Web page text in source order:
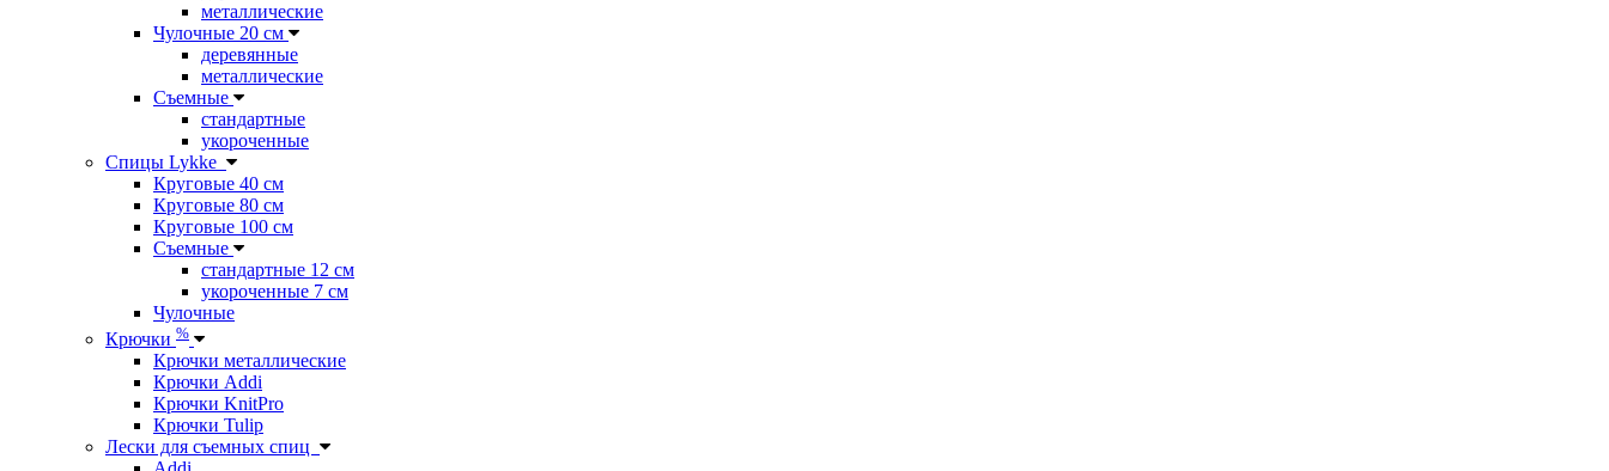
металлические
Чулочные 20 см
деревянные
металлические
Съемные
стандартные
укороченные
Спицы Lykke
Круговые 40 см
Круговые 80 см
Круговые 100 см
Съемные
стандартные 12 см
укороченные 7 см
Чулочные
Крючки %
Крючки металлические
Крючки Addi
Крючки KnitPro
Крючки Tulip
Лески для съемных спиц